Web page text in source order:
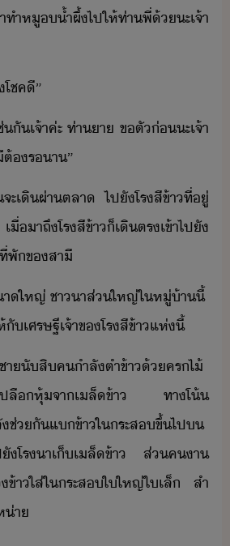
ำ​หู​​้ำผึ้​ไป​ให้ท่า​พี​่​้​ะ​เจ้า​
โชคี​”
ั​เจ้าค่ะ​ ​ท่า​า​ ​ขตั​่​ะ​เจ้า​
​รา​”
ะ​เิผ่า​ตลา​ ​ไป​ั​โรสีข้า​ที่ู่​
า​ถึ​โรสีข้า​็​เิ​ตร​เข้าไป​ั​
พั​ข​สาี
าใหญ่​ ​ชาา​ส่ใหญ่​ใ​หู่้า​ี้​
​ั​เศรษฐี​เจ้าข​โรสีข้า​แห่​ี้
​ั​สิ​ค​ำลั​ตำ​ข้า​้​คร​ไ้​
เปลืหุ้​จา​เล็ข้า​ ​ทาโ้​
ช่ั​แ​ข้า​ใ​ระส​ขึ้ไป​​
​ั​โรา​เ็​เล็ข้า​ ​ส่​คา​
า​ใส่​ใ​ระส​ใ​ใหญ่​ใ​เล็​ ​สำ
่า